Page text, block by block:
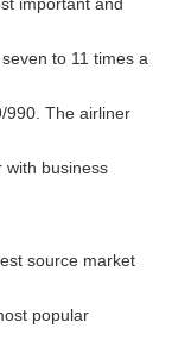
important and
to 11 times a
990. The airliner
with business
source market
popular